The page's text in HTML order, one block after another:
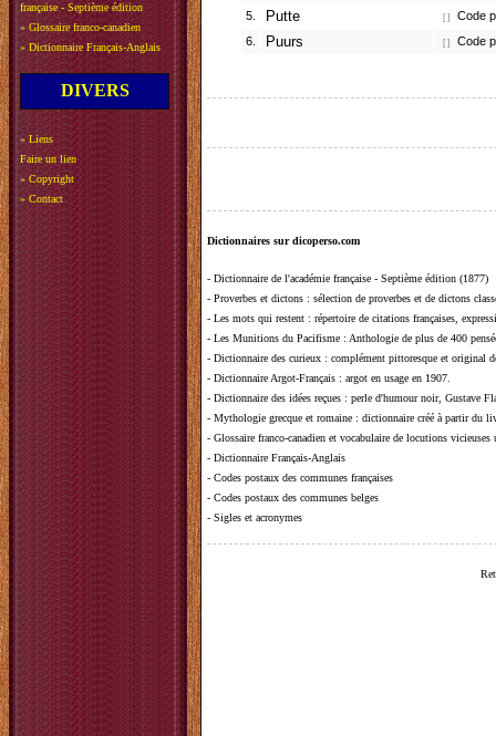
française - Septième édition
» Glossaire franco-canadien
» Dictionnaire Français-Anglais
DIVERS
» Liens
Faire un lien
» Copyright
» Contact
5.
Putte [ ]
Code
6.
Puurs [ ] Code
Dictionnaires sur dicoperso.com
- Dictionnaire de l'académie française - Septième édition (1877)
- Proverbes et dictons : sélection de proverbes et de dictons
- Les mots qui restent : répertoire de citations françaises,
- Les Munitions du Pacifisme : Anthologie de plus de 400
- Dictionnaire des curieux : complément pittoresque et original
- Dictionnaire Argot-Français : argot en usage en 1907.
- Dictionnaire des idées reçues : perle d'humour noir, Gustave
- Mythologie grecque et romaine : dictionnaire créé à partir du
- Glossaire franco-canadien et vocabulaire de locutions vicieuses
- Dictionnaire Français-Anglais
- Codes postaux des communes françaises
- Codes postaux des communes belges
- Sigles et acronymes